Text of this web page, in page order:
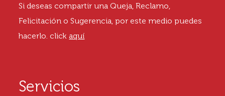
Si deseas compartir una Queja, Reclamo,
Felicitación o Sugerencia, por este medio puedes
hacerlo. clickaquí
Servicios